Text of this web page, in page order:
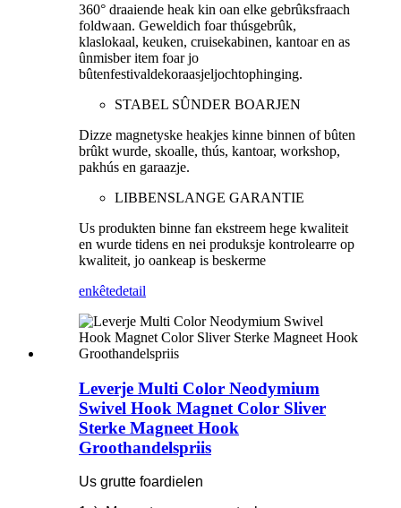
360° draaiende heak kin oan elke gebrûksfraach
foldwaan. Geweldich foar thúsgebrûk,
klaslokaal, keuken, cruisekabinen, kantoar en as
ûnmisber item foar jo
bûtenfestivaldekoraasjeljochtophinging.
STABEL SÛNDER BOARJEN
Dizze magnetyske heakjes kinne binnen of bûten
brûkt wurde, skoalle, thús, kantoar, workshop,
pakhús en garaazje.
LIBBENSLANGE GARANTIE
Us produkten binne fan ekstreem hege kwaliteit
en wurde tidens en nei produksje kontrolearre op
kwaliteit, jo oankeap is beskerme
enkêtedetail
Leverje Multi Color Neodymium
Swivel Hook Magnet Color Sliver
Sterke Magneet Hook
Groothandelspriis
Us grutte foardielen